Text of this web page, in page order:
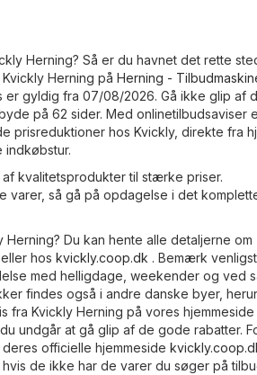
Herning? Så er du havnet det rette
Herning på Herning -
er gyldig fra 07/08/2026. Gå ikke glip af
på 62 sider. Med onlinetilbudsaviser
prisreduktioner hos Kvickly, direkte fra
kvalitetsprodukter til stærke priser.
varer, så gå på opdagelse i det
Du kan hente alle detaljerne om
hos kvickly.coop.dk . Bemærk
med helligdage, weekender og ved
findes også i andre danske byer,
fra Kvickly Herning på vores hjemmeside
undgår at gå glip af de gode rabatter.
officielle hjemmeside
de ikke har de varer du søger på